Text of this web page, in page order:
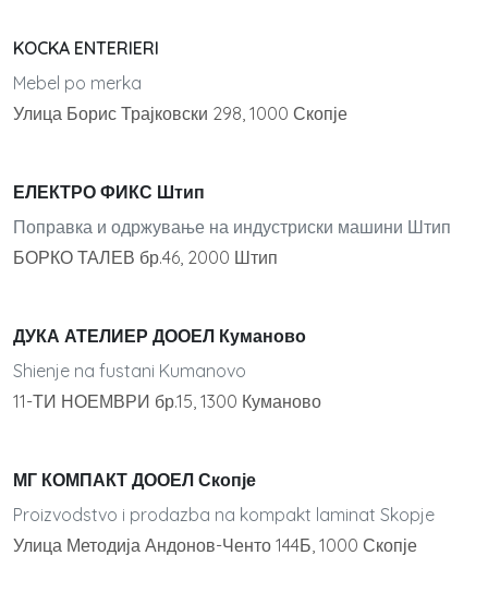
KOCKA ENTERIERI
Mebel po merka
Улица Борис Трајковски 298, 1000 Скопје
ЕЛЕКТРО ФИКС Штип
Поправка и одржување на индустриски машини Штип
БОРКО ТАЛЕВ бр.46, 2000 Штип
ДУКА АТЕЛИЕР ДООЕЛ Куманово
Shienje na fustani Kumanovo
11-ТИ НОЕМВРИ бр.15, 1300 Куманово
МГ КОМПАКТ ДООЕЛ Скопје
Proizvodstvo i prodazba na kompakt laminat Skopje
Улица Методија Андонов-Ченто 144Б, 1000 Скопје